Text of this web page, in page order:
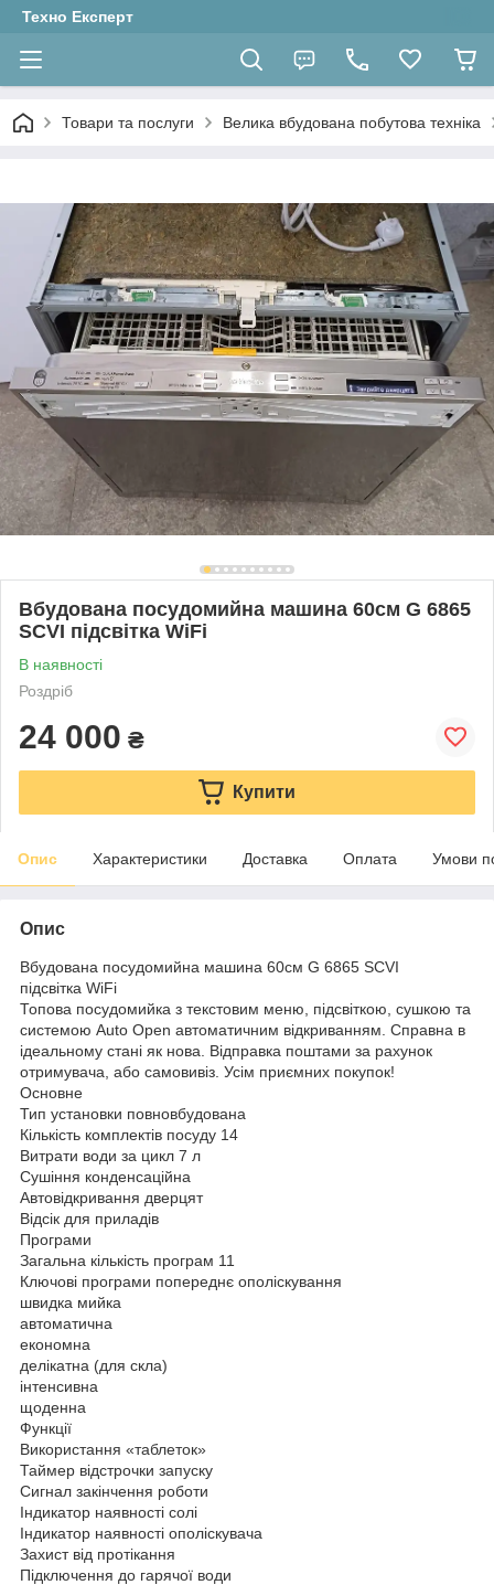
Техно Експерт
Товари та послуги Велика вбудована побутова техніка
Вбудована посудомийна машина 60см G 6865
SCVI підсвітка WiFi
В наявності
Роздріб
24 000 ₴
Купити
Опис Характеристики Доставка Оплата Умови
Опис
Вбудована посудомийна машина 60см G 6865 SCVI
підсвітка WiFi
Топова посудомийка з текстовим меню, підсвіткою, сушкою та
системою Auto Open автоматичним відкриванням. Справна в
ідеальному стані як нова. Відправка поштами за рахунок
отримувача, або самовивіз. Усім приємних покупок!
Основне
Тип установки повновбудована
Кількість комплектів посуду 14
Витрати води за цикл 7 л
Сушіння конденсаційна
Автовідкривання дверцят
Відсік для приладів
Програми
Загальна кількість програм 11
Ключові програми попереднє ополіскування
швидка мийка
автоматична
економна
делікатна (для скла)
інтенсивна
щоденна
Функції
Використання «таблеток»
Таймер відстрочки запуску
Сигнал закінчення роботи
Індикатор наявності солі
Індикатор наявності ополіскувача
Захист від протікання
Підключення до гарячої води